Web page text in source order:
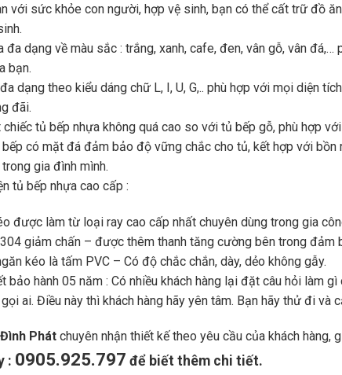
với sức khỏe con người, hợp vệ sinh, bạn có thể cất trữ đồ
đa dạng về màu sắc : trắng, xanh, cafe, đen, vân gỗ, vân
bạn.
dạng theo kiểu dáng chữ L, I, U, G,.. phù hợp với mọi diện
đãi.
chiếc tủ bếp nhựa không quá cao so với tủ bếp gỗ, phù hợp
có mặt đá đảm bảo độ vững chắc cho tủ, kết hợp với
gia đình mình.
tủ bếp nhựa cao cấp :
được làm từ loại ray cao cấp nhất chuyên dùng trong gia
giảm chấn – được thêm thanh tăng cường bên trong đảm
kéo là tấm PVC – Có độ chắc chắn, dày, dẻo không gẫy.
bảo hành 05 năm : Có nhiều khách hàng lại đặt câu hỏi làm
ai. Điều này thì khách hàng hãy yên tâm. Bạn hãy thử đi và
Phát chuyên nhận thiết kế theo yêu cầu của khách hàng,
: 0905.925.797 để biết thêm chi tiết.